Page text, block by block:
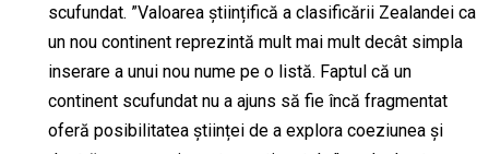
scufundat. ”Valoarea științifică a clasificării Zealandei ca
un nou continent reprezintă mult mai mult decât simpla
inserare a unui nou nume pe o listă. Faptul că un
continent scufundat nu a ajuns să fie încă fragmentat
oferă posibilitatea științei de a explora coeziunea și